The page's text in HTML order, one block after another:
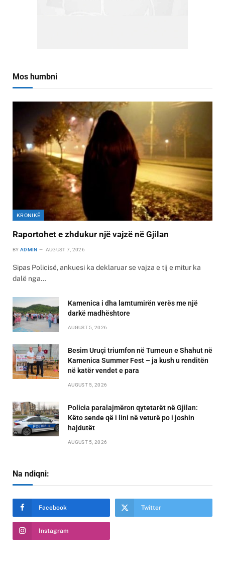
Mos humbni
KRONIKË
Raportohet e zhdukur një vajzë në Gjilan
BY ADMIN AUGUST 7, 2026
Sipas Policisë, ankuesi ka deklaruar se vajza e tij e mitur ka
dalë nga…
Kamenica i dha lamtumirën verës me një
darkë madhështore
AUGUST 5, 2026
Besim Uruçi triumfon në Turneun e Shahut në
Kamenica Summer Fest – ja kush u renditën
në katër vendet e para
AUGUST 5, 2026
Policia paralajmëron qytetarët në Gjilan:
Këto sende që i lini në veturë po i joshin
hajdutët
AUGUST 5, 2026
Na ndiqni:
Facebook Twitter
Instagram